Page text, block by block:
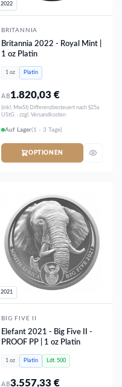
2022
BRITANNIA
Britannia 2022 - Royal Mint |
1 oz Platin
1 oz Platin
AB 1.820,03€
(inkl. MwSt) Differenzbesteuert nach §25a
UStG. · zzgl. Versandkosten
Auf Lager(1 - 3 Tage)
OPTIONEN
2021
BIG FIVE II
Elefant 2021 - Big Five II -
PROOF PP | 1 oz Platin
1 oz Platin Ldt. 500
AB3.557,33€